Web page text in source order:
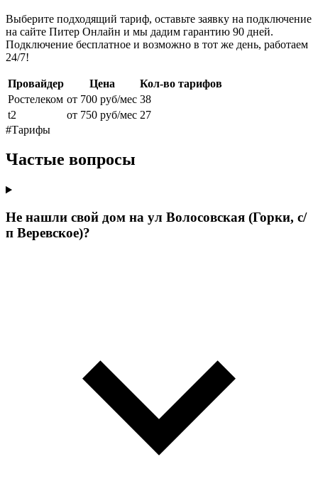
Выберите подходящий тариф, оставьте заявку на подключение
на сайте Питер Онлайн и мы дадим гарантию 90 дней.
Подключение бесплатное и возможно в тот же день, работаем
24/7!
Провайдер Цена
Кол-во тарифов
Ростелеком от 700 руб/мес 38
t2
от 750 руб/мес 27
#Тарифы
Частые вопросы
Не нашли свой дом на ул Волосовская (Горки, с/
п Веревское)?